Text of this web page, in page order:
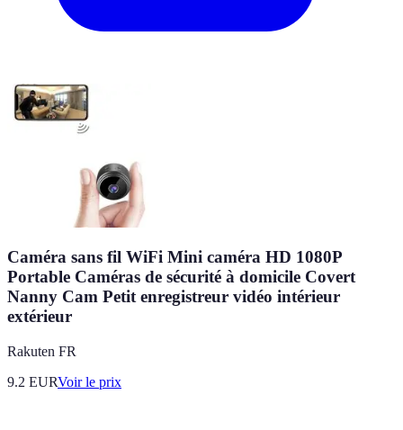
Caméra sans fil WiFi Mini caméra HD 1080P
Portable Caméras de sécurité à domicile Covert
Nanny Cam Petit enregistreur vidéo intérieur
extérieur
Rakuten FR
9.2 EURVoir le prix